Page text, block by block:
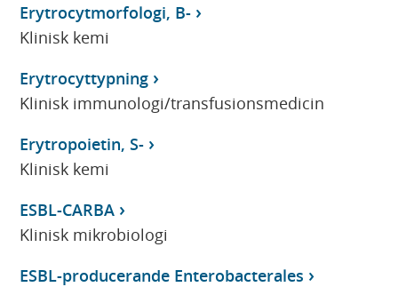
Erytrocytmorfologi, B-
Klinisk kemi
Erytrocyttypning
Klinisk immunologi/transfusionsmedicin
Erytropoietin, S-
Klinisk kemi
ESBL-CARBA
Klinisk mikrobiologi
ESBL-producerande Enterobacterales